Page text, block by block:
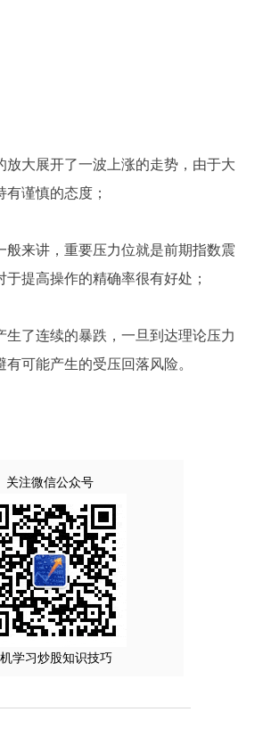
大展开了一波上涨的走势，由于大
谨慎的态度；
来讲，重要压力位就是前期指数震
提高操作的精确率很有好处；
了连续的暴跌，一旦到达理论压力
可能产生的受压回落风险。
关注微信公众号
学习炒股知识技巧